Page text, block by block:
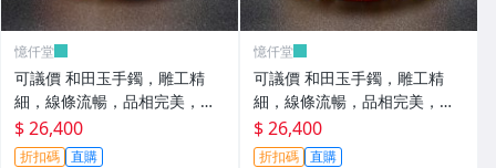
憶仟堂
可議價 和田玉手鐲，雕工精
細，線條流暢，品相完美，口
徑60，重112克，價22002520
88古玩 收藏 擺件
$ 26,400
折扣碼 直購
憶仟堂
可議價 和田玉手鐲，雕工精
細，線條流暢，品相完美，口
徑60，重105克，價22002520
89古玩 收藏 擺件
$ 26,400
折扣碼 直購